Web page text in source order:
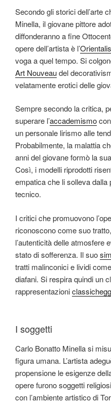
Secondo gli storici dell’arte
Minella, il giovane pittore
diffonderanno a fine
opere dell’artista è l’
voga a quel tempo. Si
Art Nouveaudel
velatamente erotici delle
Sempre secondo la critica,
superare l’accademismo
un personale lirismo alle
Probabilmente, la malattia
anni del giovane formò la
Così, i modelli riprodotti
empatica che li solleva
tecnico.
I critici che promuovono
riconoscono come suo
l’autenticità delle atmosfere
stato di sofferenza. Il suo
tratti malinconici e lividi
diafani. Si respira quindi un
rappresentazioni
I soggetti
Carlo Bonatto Minella si
figura umana. L’artista
propensione le esigenze
opere furono soggetti
con l’ambiente artistico di